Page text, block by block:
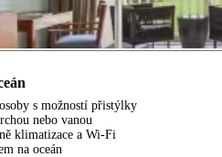
s možností přistýlky
nebo vanou
klimatizace a Wi-Fi
na oceán